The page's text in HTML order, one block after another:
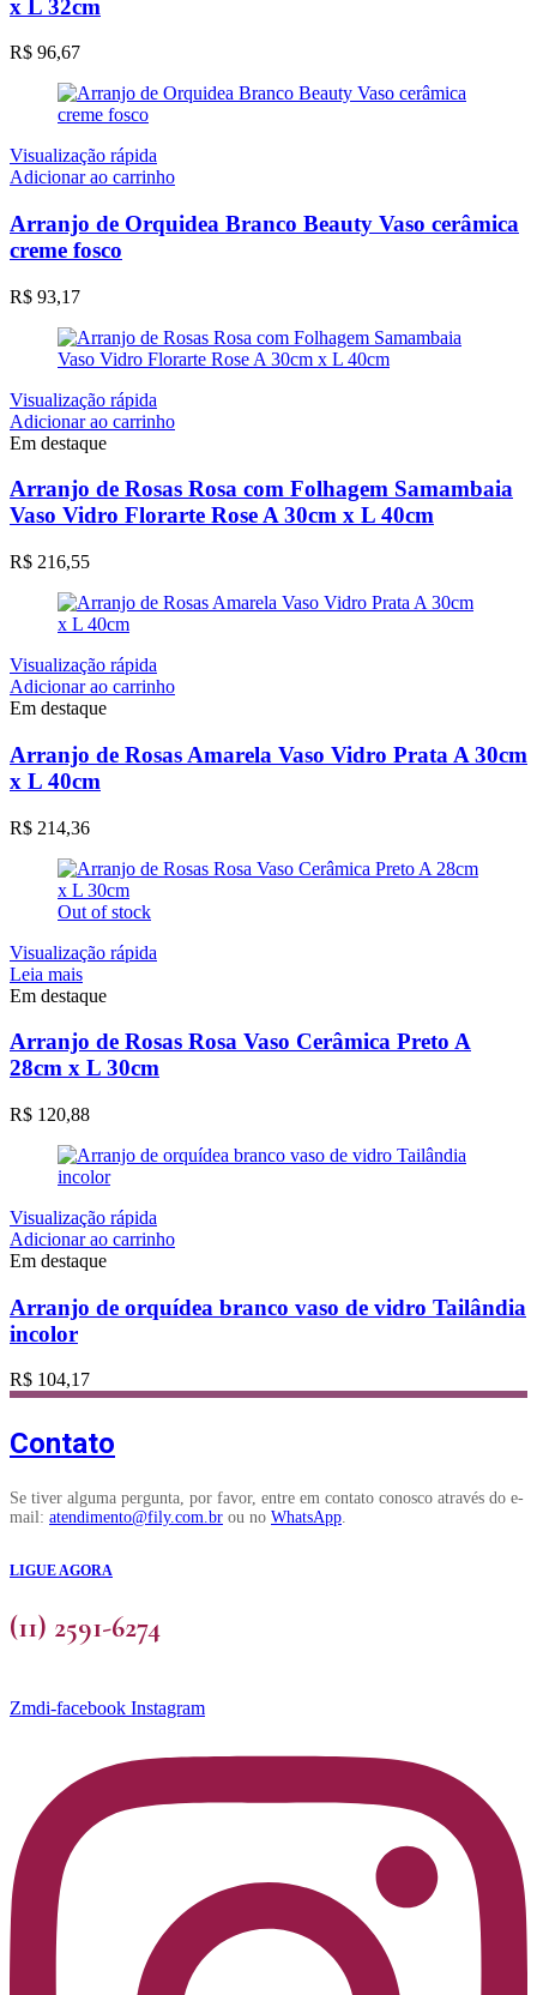
x L 32cm
R$ 96,67
Visualização rápida
Adicionar ao carrinho
Arranjo de Orquidea Branco Beauty Vaso cerâmica
creme fosco
R$ 93,17
Visualização rápida
Adicionar ao carrinho
Em destaque
Arranjo de Rosas Rosa com Folhagem Samambaia
Vaso Vidro Florarte Rose A 30cm x L 40cm
R$ 216,55
Visualização rápida
Adicionar ao carrinho
Em destaque
Arranjo de Rosas Amarela Vaso Vidro Prata A 30cm
x L 40cm
R$ 214,36
Out of stock
Visualização rápida
Leia mais
Em destaque
Arranjo de Rosas Rosa Vaso Cerâmica Preto A
28cm x L 30cm
R$ 120,88
Visualização rápida
Adicionar ao carrinho
Em destaque
Arranjo de orquídea branco vaso de vidro Tailândia
incolor
R$ 104,17
Contato
Se tiver alguma pergunta, por favor, entre em contato conosco através do e-
mail: atendimento@fily.com.br ou no WhatsApp.
LIGUE AGORA
(11) 2591-6274
Zmdi-facebook Instagram